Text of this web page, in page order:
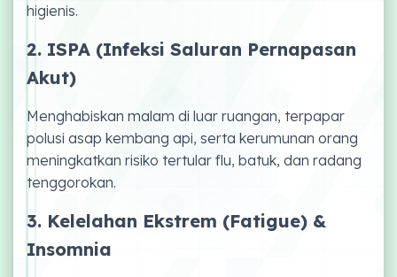
higienis.
2. ISPA (Infeksi Saluran Pernapasan
Akut)
Menghabiskan malam di luar ruangan, terpapar
polusi asap kembang api, serta kerumunan orang
meningkatkan risiko tertular flu, batuk, dan radang
tenggorokan.
3. Kelelahan Ekstrem (Fatigue) &
Insomnia